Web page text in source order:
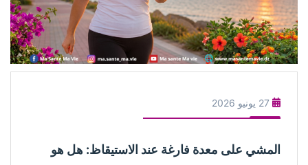
27 يونيو 2026
المشي على معدة فارغة عند الاستيقاظ: هل هو